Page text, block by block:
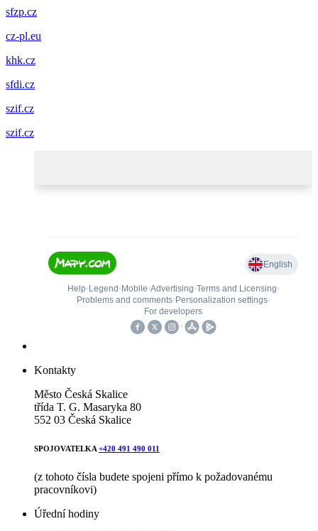
sfzp.cz
cz-pl.eu
khk.cz
sfdi.cz
szif.cz
szif.cz
Kontakty
Město Česká Skalice
třída T. G. Masaryka 80
552 03 Česká Skalice
SPOJOVATELKA +420 491 490 011
(z tohoto čísla budete spojeni přímo k požadovanému
pracovníkovi)
Úřední hodiny